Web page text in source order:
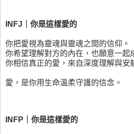
INFJ｜你是這樣愛的
你把愛視為靈魂與靈魂之間的信仰。
你希望理解對方的內在，也願意一起
你相信真正的愛，來自深度理解與安
愛，是你用生命溫柔守護的信念。
INFP｜你是這樣愛的